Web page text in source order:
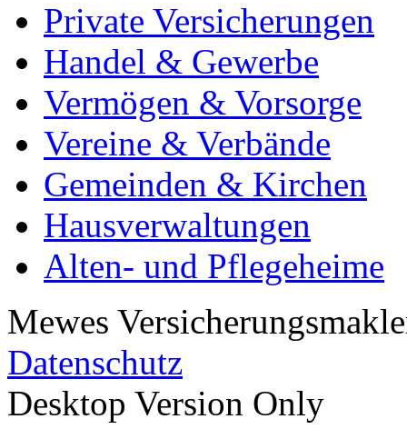
Private Versicherungen
Handel & Gewerbe
Vermögen & Vorsorge
Vereine & Verbände
Gemeinden & Kirchen
Hausverwaltungen
Alten- und Pflegeheime
Mewes
Datenschutz
Desktop Version Only